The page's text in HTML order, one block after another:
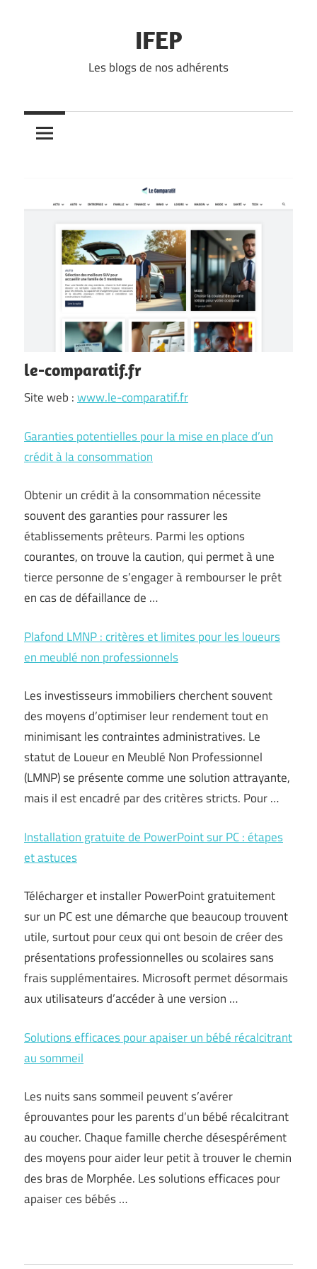
IFEP
Les blogs de nos adhérents
le-comparatif.fr
Site web :www.le-comparatif.fr
Garanties potentielles pour la mise en place d’un
crédit à la consommation
Obtenir un crédit à la consommation nécessite
souvent des garanties pour rassurer les
établissements prêteurs. Parmi les options
courantes, on trouve la caution, qui permet à une
tierce personne de s’engager à rembourser le prêt
en cas de défaillance de …
Plafond LMNP : critères et limites pour les loueurs
en meublé non professionnels
Les investisseurs immobiliers cherchent souvent
des moyens d’optimiser leur rendement tout en
minimisant les contraintes administratives. Le
statut de Loueur en Meublé Non Professionnel
(LMNP) se présente comme une solution attrayante,
mais il est encadré par des critères stricts. Pour …
Installation gratuite de PowerPoint sur PC : étapes
et astuces
Télécharger et installer PowerPoint gratuitement
sur un PC est une démarche que beaucoup trouvent
utile, surtout pour ceux qui ont besoin de créer des
présentations professionnelles ou scolaires sans
frais supplémentaires. Microsoft permet désormais
aux utilisateurs d’accéder à une version …
Solutions efficaces pour apaiser un bébé récalcitrant
au sommeil
Les nuits sans sommeil peuvent s’avérer
éprouvantes pour les parents d’un bébé récalcitrant
au coucher. Chaque famille cherche désespérément
des moyens pour aider leur petit à trouver le chemin
des bras de Morphée. Les solutions efficaces pour
apaiser ces bébés …